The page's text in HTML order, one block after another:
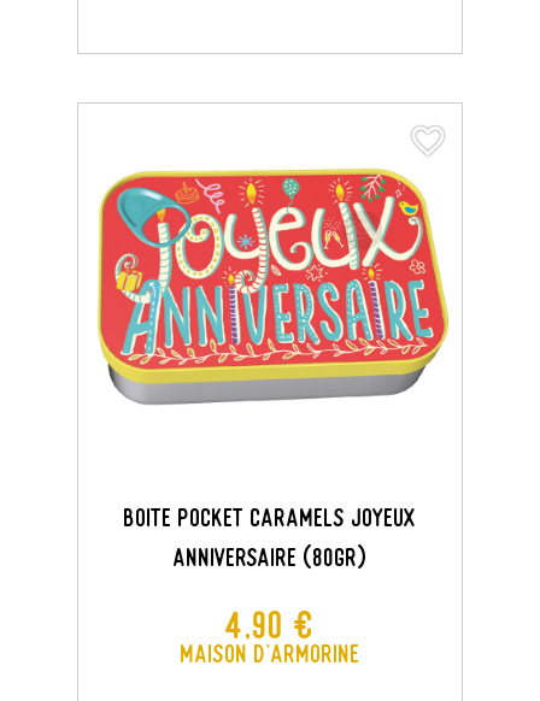
BOITE POCKET CARAMELS JOYEUX
ANNIVERSAIRE (80GR)
Prix
4,90 €
Maison d'Armorine
favorite_border
favorite_border